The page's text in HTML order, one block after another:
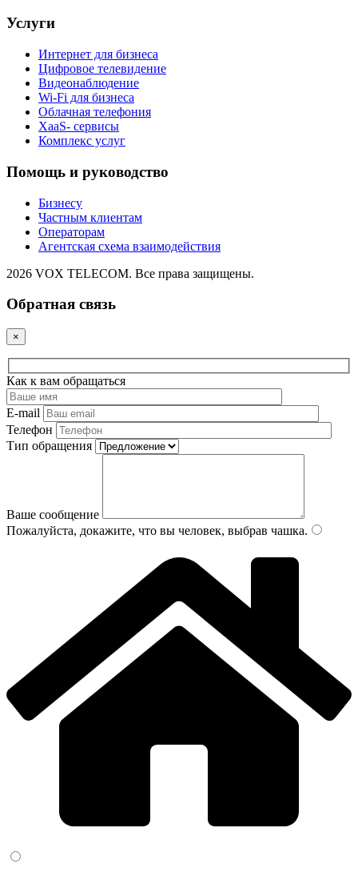
Услуги
Интернет для бизнеса
Цифровое телевидение
Видеонаблюдение
Wi-Fi для бизнеса
Облачная телефония
XaaS- сервисы
Комплекс услуг
Помощь и руководство
Бизнесу
Частным клиентам
Операторам
Агентская схема взаимодействия
2026 VOX TELECOM. Все права защищены.
Обратная связь
×
Как к вам обращаться
E-mail
Телефон
Тип обращения
Ваше сообщение
Пожалуйста, докажите, что вы человек, выбрав чашка.